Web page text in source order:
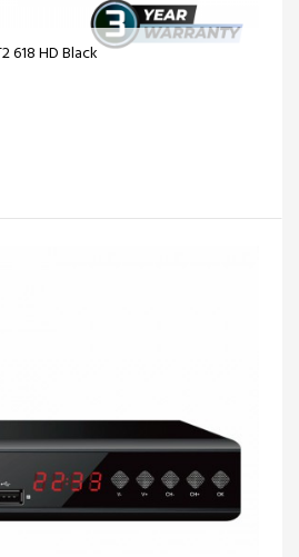
618 HD Black